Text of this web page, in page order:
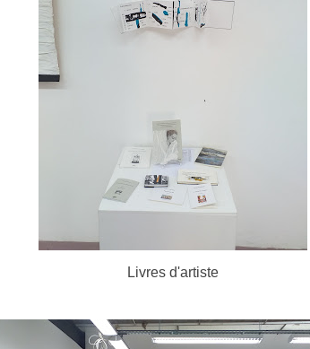
Livres d'artiste